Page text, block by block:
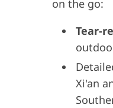
on the go:
Tear-
Xi'an